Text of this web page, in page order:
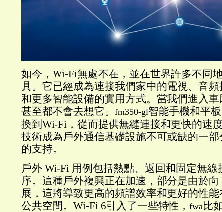
如今，Wi-Fi無處不在，並在世界許多不同
具。它已經成為連接我們家中的電視、音
和更多智能設備的實用方式。當我們進入
甚至都不會去想它。 fm350-gl智能手機和平
換到Wi-Fi，從而提供無縫連接和更快的速
技術成為戶外通信基礎設施不可或缺的一
的支持。
戶外 Wi-Fi 用例包括熱點、返回和固定無線
序。這種戶外複興正在加速，部分是由於
展，這將導致更高的頻譜效率和更好的性
公共空間。Wi-Fi 6引入了一些特性， fwa比